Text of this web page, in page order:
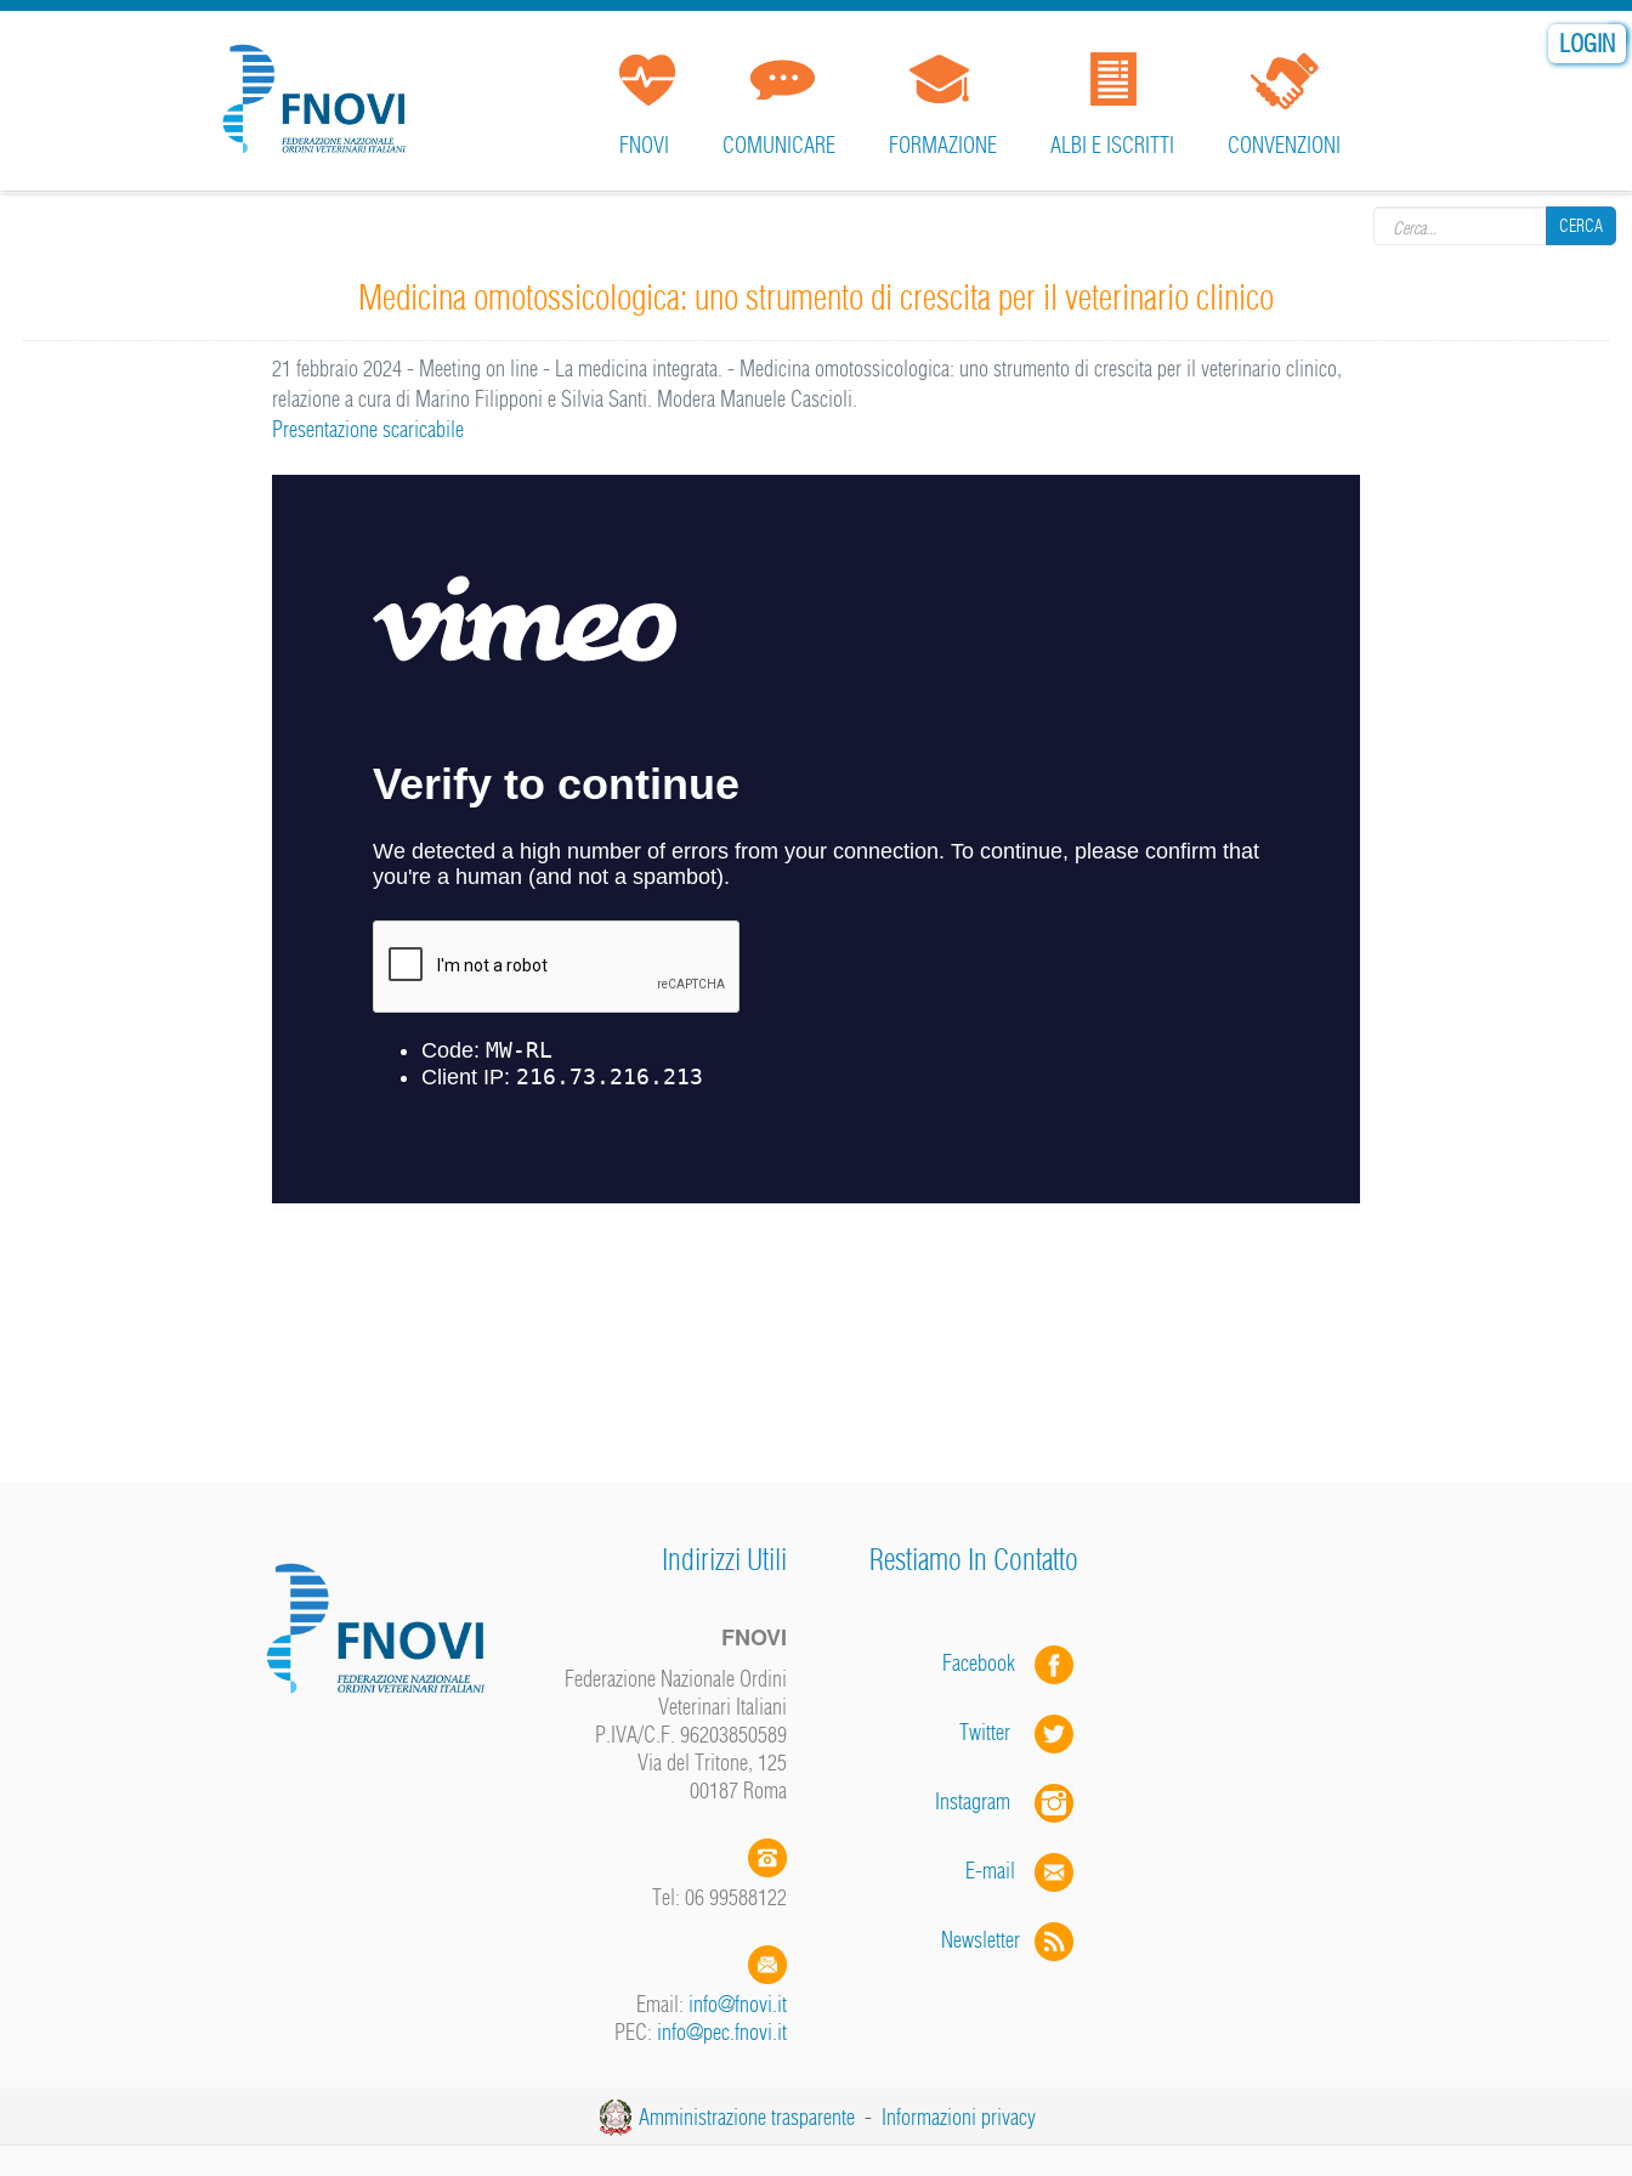
LOGIN
CERCA
FNOVI COMUNICARE FORMAZIONE ALBI E ISCRITTI CONVENZIONI
Medicina omotossicologica: uno strumento di crescita per il veterinario clinico
21 febbraio 2024 - Meeting on line - La medicina integrata. - Medicina omotossicologica: uno strumento di crescita per il veterinario clinico,
relazione a cura di Marino Filipponi e Silvia Santi. Modera Manuele Cascioli.
Presentazione scaricabile
Indirizzi Utili
FNOVI
Federazione Nazionale Ordini
Veterinari Italiani
P.IVA/C.F. 96203850589
Via del Tritone, 125
00187 Roma
Tel: 06 99588122
Email: info@fnovi.it
PEC: info@pec.fnovi.it
Restiamo In Contatto
Facebook
Twitter
Instagram
E-mail
Newsletter
Amministrazione trasparente- Informazioni privacy